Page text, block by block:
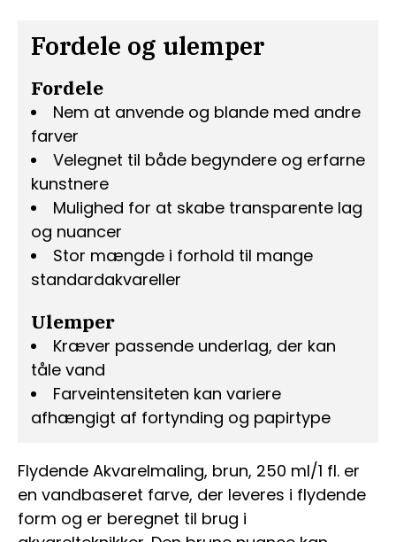
Flydende Akvarelmaling, brun, 250 ml/1 fl. er
en vandbaseret farve, der leveres i flydende
form og er beregnet til brug i
Fordele og ulemper
Fordele
Nem at anvende og blande med andre
farver
Velegnet til både begyndere og erfarne
kunstnere
Mulighed for at skabe transparente lag
og nuancer
Stor mængde i forhold til mange
standardakvareller
Ulemper
Kræver passende underlag, der kan
tåle vand
Farveintensiteten kan variere
afhængigt af fortynding og papirtype